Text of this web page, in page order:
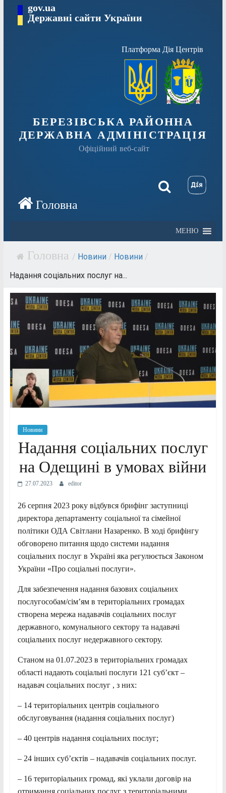
Перейтиgov.ua
Державні сайти України
Платформа Дія Центрів
БЕРЕЗІВСЬКА РАЙОННА
ДЕРЖАВНА АДМІНІСТРАЦІЯ
Офіційний веб-сайт
МЕНЮ
/ Новини / Новини /
Надання соціальних послуг на...
Новини
Надання соціальних послуг
на Одещині в умовах війни
27.07.2023 editor
26 серпня 2023 року відбувся брифінг заступниці
директора департаменту соціальної та сімейної
політики ОДА Світлани Назаренко. В ході брифінгу
обговорено питання щодо системи надання
соціальних послуг в Україні яка регулюється Законом
України «Про соціальні послуги».
Для забезпечення надання базових соціальних
послугособам/сім’ям в територіальних громадах
створена мережа надавачів соціальних послуг
державного, комунального сектору та надавачі
соціальних послуг недержавного сектору.
Станом на 01.07.2023 в територіальних громадах
області надають соціальні послуги 121 суб’єкт –
надавач соціальних послуг , з них:
– 14 територіальних центрів соціального
обслуговування (надання соціальних послуг)
– 40 центрів надання соціальних послуг;
– 24 інших суб’єктів – надавачів соціальних послуг.
– 16 територіальних громад, які уклали договір на
отримання соціальних послуг з територіальними